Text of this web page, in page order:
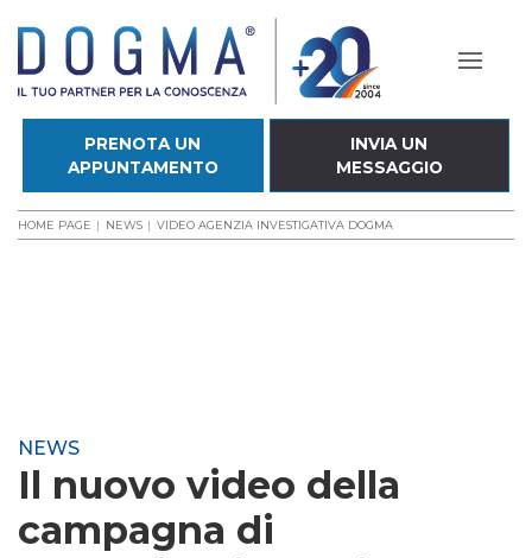
PRENOTA UN
APPUNTAMENTO
INVIA UN
MESSAGGIO
HOME PAGE NEWS VIDEO AGENZIA INVESTIGATIVA DOGMA
NEWS
Il nuovo video della
campagna di